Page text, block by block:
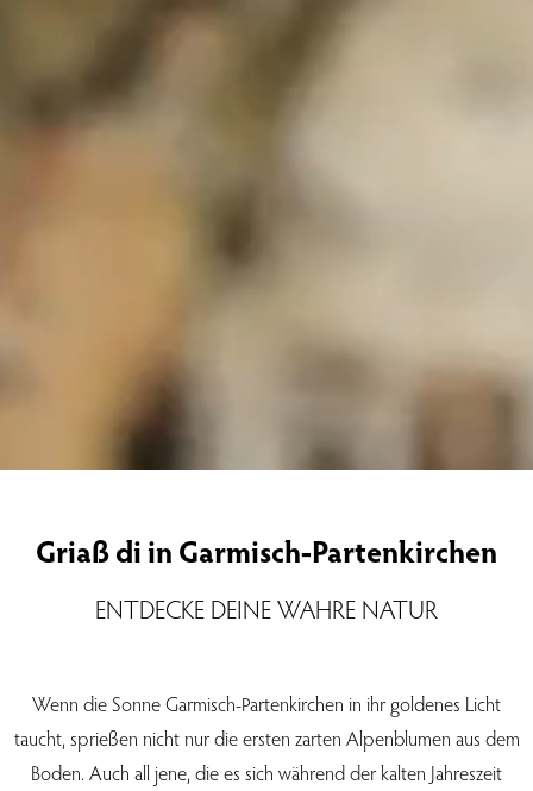
Griaß di in Garmisch-Partenkirchen
ENTDECKE DEINE WAHRE NATUR
Wenn die Sonne Garmisch-Partenkirchen in ihr goldenes Licht
taucht, sprießen nicht nur die ersten zarten Alpenblumen aus dem
Boden. Auch all jene, die es sich während der kalten Jahreszeit